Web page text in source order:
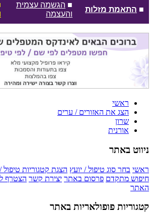
■ התאמת מזלות
■ הגשמה עצמית
והעצמה
ראשי
הצג את האזורים / ערים
שרון
אורנית
ניווט באתר
ראשי בחר סוג טיפול / יועץ הצגת קטגוריות טיפול
חיפוש מתקדם פרסום באתר יצירת קשר הצטרף
האתר
קטגוריות פופולאריות באתר